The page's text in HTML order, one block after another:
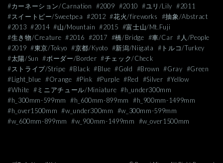
#カーネーション/Carnation
#2009 #2010 #ユリ/Lily #2011
#スイートピー/Sweetpea #2012 #花火/fireworks
#抽象/Abstract
#2013 #2014 #山/Mountain #2015 #富士山/Mt.Fuji
#生き物/Creature #2016 #2017 #橋/Bridge #車/Car #人/People
#2019 #東京/Tokyo #京都/Kyoto #新潟/Niigata
#トルコ/Turkey
#太陽/Sun #ボーダー/Border #チェック/Check
#ストライプ/Stripe #Black #Blue #Gold #Brown #Gray #Green
#Light_blue #Orange #Pink #Purple #Red #Silver #Yellow
#White #ミニアチュール/Miniature #h_under300mm
#h_300mm-599mm
#h_600mm-899mm
#h_900mm-1499mm
#h_over1500mm #w_under300mm
#w_300mm-599mm
#w_600mm-899mm
#w_900mm-1499mm #w_over1500mm